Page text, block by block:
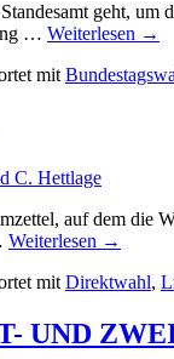
geht, um
… Weiterlesen →
mit
C. Hettlage
auf dem
Weiterlesen →
mit Direktwahl,
UND